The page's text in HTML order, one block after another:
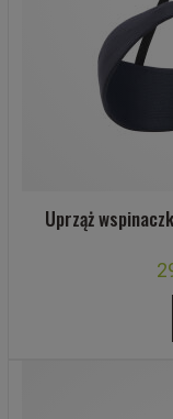
Uprząż